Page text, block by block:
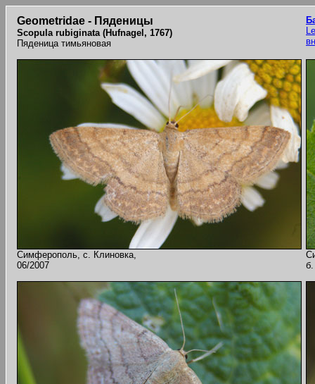
Geometridae - Пяденицы
Scopula rubiginata (Hufnagel, 1767)
Пяденица тимьяновая
Симферополь, с. Клиновка,
06/2007
б.